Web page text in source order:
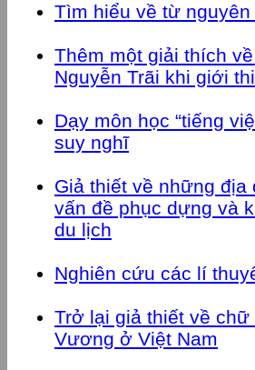
Tìm hiểu về từ nguyên
Thêm một giải thích
Nguyễn Trãi khi giới
Dạy môn học “tiếng
suy nghĩ
Giả thiết về những
vấn đề phục dựng và
du lịch
Nghiên cứu các lí
Trở lại giả thiết về
Vương ở Việt Nam